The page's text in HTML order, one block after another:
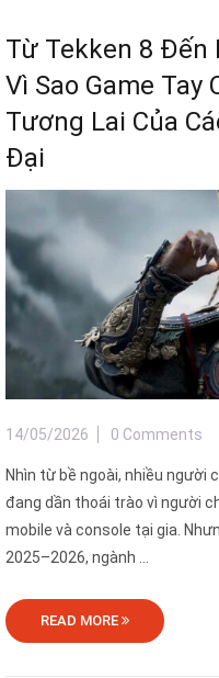
Từ Tekken 8 Đến
Vì Sao Game Tay
Tương Lai Của
Đại
14/05/2026 0 Comments
Nhìn từ bề ngoài, nhiều người
đang dần thoái trào vì người
mobile và console tại gia.
2025–2026, ngành ...
READ MORE